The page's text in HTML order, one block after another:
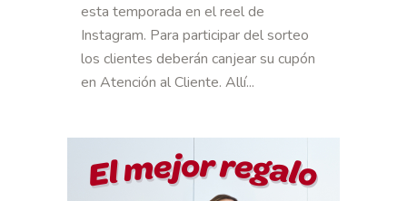
esta temporada en el reel de
Instagram. Para participar del sorteo
los clientes deberán canjear su cupón
en Atención al Cliente. Allí...